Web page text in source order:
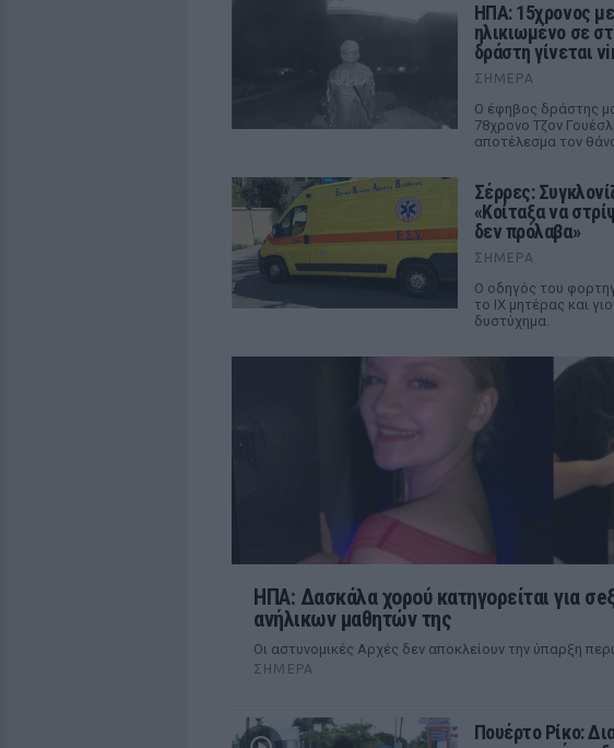
ΗΠΑ: 15χρονος
ηλικιωμένο σε
δράστη γίνεται
ΣΉΜΕΡΑ
Ο έφηβος δράστης
78χρονο Τζον
αποτέλεσμα τον
Σέρρες:
«Κοίταξα να
δεν πρόλαβα»
ΣΉΜΕΡΑ
Ο οδηγός του
το ΙΧ μητέρας και
δυστύχημα.
ΗΠΑ: Δασκάλα χορού κατηγορείται για
ανήλικων μαθητών της
Οι αστυνομικές Αρχές δεν αποκλείουν την ύπαρξη
ΣΉΜΕΡΑ
Πουέρτο Ρίκο: